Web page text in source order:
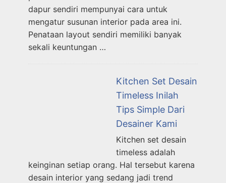
dapur sendiri mempunyai cara untuk
mengatur susunan interior pada area ini.
Penataan layout sendiri memiliki banyak
sekali keuntungan …
Kitchen Set Desain
Timeless Inilah
Tips Simple Dari
Desainer Kami
Kitchen set desain
timeless adalah
keinginan setiap orang. Hal tersebut karena
desain interior yang sedang jadi trend